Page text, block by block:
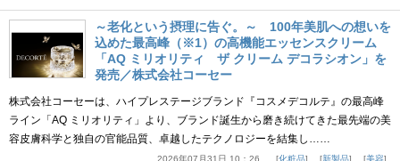
～老化という摂理に告ぐ。～ 100年美肌への想いを
込めた最高峰（※1）の高機能エッセンスクリーム
「AQ ミリオリティ ザ クリーム デコラシオン」を
発売／株式会社コーセー
株式会社コーセーは、ハイプレステージブランド『コスメデコルテ』の最高峰
ライン「AQ ミリオリティ」より、ブランド誕生から磨き続けてきた最先端の美
容皮膚科学と独自の官能品質、卓越したテクノロジーを結集し……
2026年07月31日 10：26 化粧品 新製品 美容